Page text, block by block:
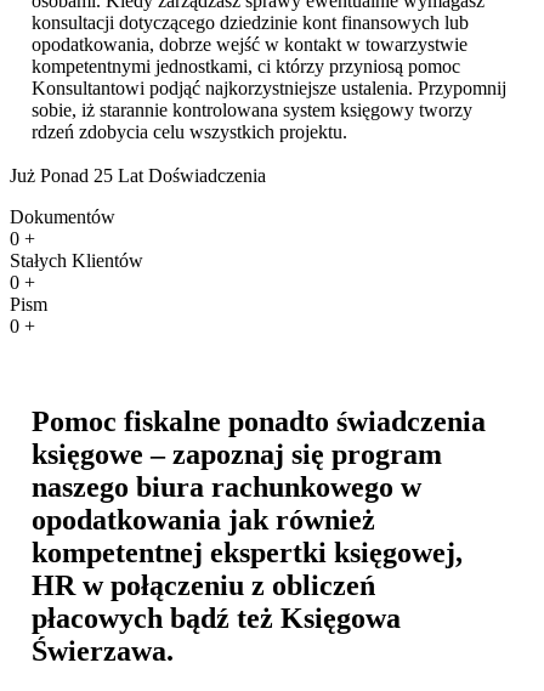
konsultacji dotyczącego dziedzinie kont finansowych lub
opodatkowania, dobrze wejść w kontakt w towarzystwie
kompetentnymi jednostkami, ci którzy przyniosą pomoc
Konsultantowi podjąć najkorzystniejsze ustalenia. Przypomnij
sobie, iż starannie kontrolowana system księgowy tworzy
rdzeń zdobycia celu wszystkich projektu.
Już Ponad 25 Lat Doświadczenia
Dokumentów
0 +
Stałych Klientów
0 +
Pism
0 +
Pomoc fiskalne ponadto świadczenia
księgowe – zapoznaj się program
naszego biura rachunkowego w
opodatkowania jak również
kompetentnej ekspertki księgowej,
HR w połączeniu z obliczeń
płacowych bądź też Księgowa
Świerzawa.